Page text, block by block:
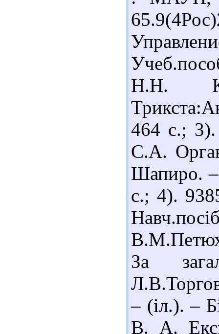
Н.Н.
464 с.;
С.А.
Шапиро.
с.; 4).
За
– (іл.). –
В. А.